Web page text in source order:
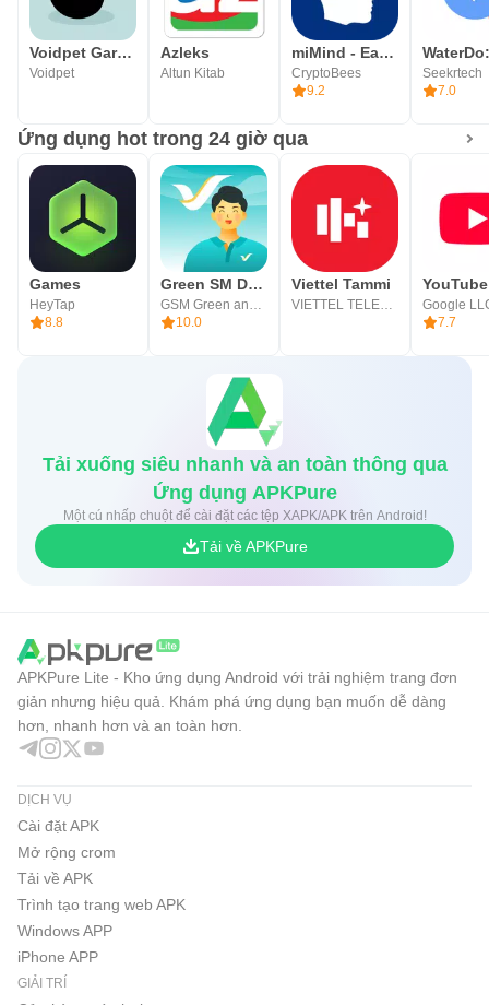
Voidpet Garden: Mental Health
Voidpet
Azleks
Altun Kitab
miMind - Easy Mind Mapping
CryptoBees
9.2
Seekrtech
7.0
Ứng dụng hot trong 24 giờ qua
Games
HeyTap
8.8
Green SM Driver
GSM Green and Smart Mobility JSC
10.0
Viettel Tammi
VIETTEL TELECOM
YouTube
Google
7.7
Tải xuống siêu nhanh và an toàn thông qua
Ứng dụng APKPure
Một cú nhấp chuột để cài đặt các tệp XAPK/APK trên Android!
Tải về APKPure
APKPure Lite - Kho ứng dụng Android với trải nghiệm trang đơn
giản nhưng hiệu quả. Khám phá ứng dụng bạn muốn dễ dàng
hơn, nhanh hơn và an toàn hơn.
DỊCH VỤ
Cài đặt APK
Mở rộng crom
Tải về APK
Trình tạo trang web APK
Windows APP
iPhone APP
GIẢI TRÍ